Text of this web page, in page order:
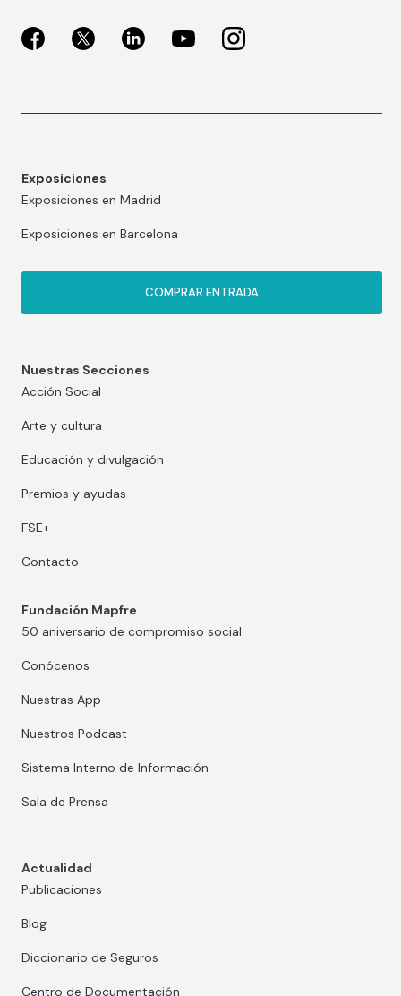
Exposiciones
Exposiciones en Madrid
Exposiciones en Barcelona
COMPRAR ENTRADA
Nuestras Secciones
Acción Social
Arte y cultura
Educación y divulgación
Premios y ayudas
FSE+
Contacto
Fundación Mapfre
50 aniversario de compromiso social
Conócenos
Nuestras App
Nuestros Podcast
Sistema Interno de Información
Sala de Prensa
Actualidad
Publicaciones
Blog
Diccionario de Seguros
Centro de Documentación